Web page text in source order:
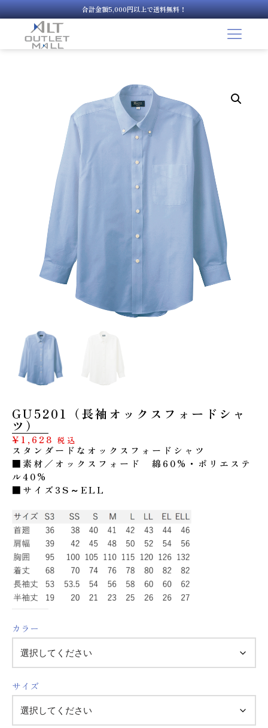
合計金額5,000円以上で送料無料！
GU5201（長袖オックスフォードシャ
ツ）
¥ 1,628 税込
スタンダードなオックスフォードシャツ
■素材／オックスフォード 綿60%・ポリエステ
ル40%
■サイズ3S～ELL
カラー
サイズ